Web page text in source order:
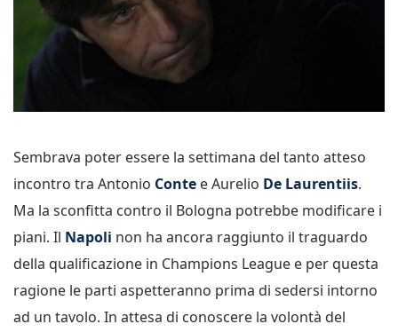
Sembrava poter essere la settimana del tanto atteso
incontro tra Antonio Conte e Aurelio De Laurentiis.
Ma la sconfitta contro il Bologna potrebbe modificare i
piani. Il Napoli non ha ancora raggiunto il traguardo
della qualificazione in Champions League e per questa
ragione le parti aspetteranno prima di sedersi intorno
ad un tavolo. In attesa di conoscere la volontà del